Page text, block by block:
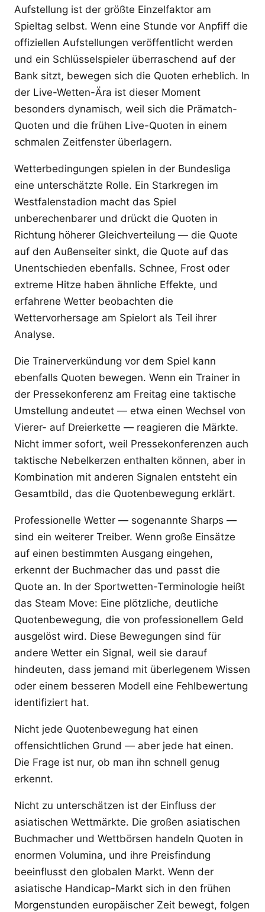
Aufstellung ist der größte Einzelfaktor am
Spieltag selbst. Wenn eine Stunde vor Anpfiff die
offiziellen Aufstellungen veröffentlicht werden
und ein Schlüsselspieler überraschend auf der
Bank sitzt, bewegen sich die Quoten erheblich. In
der Live-Wetten-Ära ist dieser Moment
besonders dynamisch, weil sich die Prämatch-
Quoten und die frühen Live-Quoten in einem
schmalen Zeitfenster überlagern.
Wetterbedingungen spielen in der Bundesliga
eine unterschätzte Rolle. Ein Starkregen im
Westfalenstadion macht das Spiel
unberechenbarer und drückt die Quoten in
Richtung höherer Gleichverteilung — die Quote
auf den Außenseiter sinkt, die Quote auf das
Unentschieden ebenfalls. Schnee, Frost oder
extreme Hitze haben ähnliche Effekte, und
erfahrene Wetter beobachten die
Wettervorhersage am Spielort als Teil ihrer
Analyse.
Die Trainerverkündung vor dem Spiel kann
ebenfalls Quoten bewegen. Wenn ein Trainer in
der Pressekonferenz am Freitag eine taktische
Umstellung andeutet — etwa einen Wechsel von
Vierer- auf Dreierkette — reagieren die Märkte.
Nicht immer sofort, weil Pressekonferenzen auch
taktische Nebelkerzen enthalten können, aber in
Kombination mit anderen Signalen entsteht ein
Gesamtbild, das die Quotenbewegung erklärt.
Professionelle Wetter — sogenannte Sharps —
sind ein weiterer Treiber. Wenn große Einsätze
auf einen bestimmten Ausgang eingehen,
erkennt der Buchmacher das und passt die
Quote an. In der Sportwetten-Terminologie heißt
das Steam Move: Eine plötzliche, deutliche
Quotenbewegung, die von professionellem Geld
ausgelöst wird. Diese Bewegungen sind für
andere Wetter ein Signal, weil sie darauf
hindeuten, dass jemand mit überlegenem Wissen
oder einem besseren Modell eine Fehlbewertung
identifiziert hat.
Nicht jede Quotenbewegung hat einen
offensichtlichen Grund — aber jede hat einen.
Die Frage ist nur, ob man ihn schnell genug
erkennt.
Nicht zu unterschätzen ist der Einfluss der
asiatischen Wettmärkte. Die großen asiatischen
Buchmacher und Wettbörsen handeln Quoten in
enormen Volumina, und ihre Preisfindung
beeinflusst den globalen Markt. Wenn der
asiatische Handicap-Markt sich in den frühen
Morgenstunden europäischer Zeit bewegt, folgen